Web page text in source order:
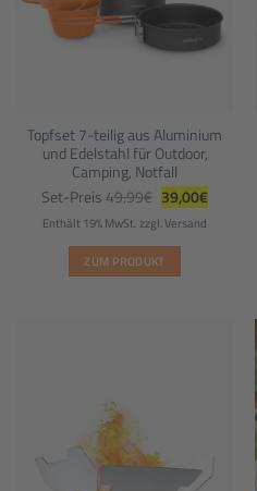
Topfset 7-teilig aus Aluminium
und Edelstahl für Outdoor,
Camping, Notfall
Set-Preis 49,99€ Ursprünglicher
Preis
war:
49,99€
39,00€Aktueller
Preis
Enthält 19% MwSt.zzgl.Versand
ZUM PRODUKT